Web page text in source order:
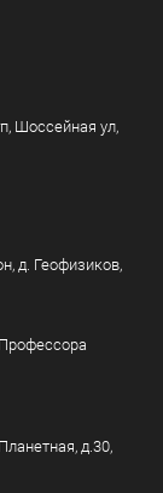
Шоссейная ул,
д. Геофизиков,
д.30,